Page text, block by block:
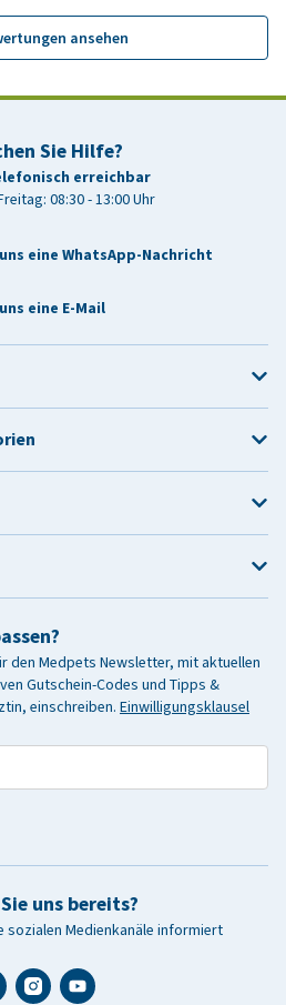
ansehen
Sie Hilfe?
erreichbar
08:30 - 13:00 Uhr
eine WhatsApp-Nachricht
eine E-Mail
den Medpets Newsletter, mit aktuellen
Gutschein-Codes und Tipps &
einschreiben. Einwilligungsklausel
uns bereits?
sozialen Medienkanäle informiert